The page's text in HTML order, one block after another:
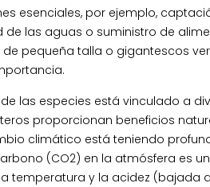
esenciales, por ejemplo,
las aguas o suministro de
pequeña talla o gigantescos
las especies está vinculado a
proporcionan beneficios
climático está teniendo
(CO2) en la atmósfera es
temperatura y la acidez (bajada